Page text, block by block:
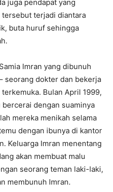
juga pendapat yang
tersebut terjadi diantara
buta huruf sehingga
Imran yang dibunuh
seorang dokter dan bekerja
Bulan April 1999,
dengan suaminya
mereka menikah selama
dengan ibunya di kantor
Keluarga Imran menentang
akan membuat malu
seorang teman laki-laki,
membunuh Imran.